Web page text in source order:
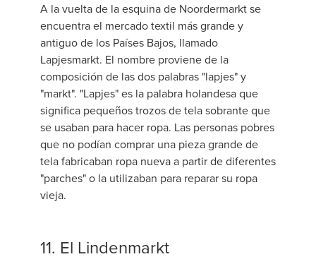
A la vuelta de la esquina de Noordermarkt se
encuentra el mercado textil más grande y
antiguo de los Países Bajos, llamado
Lapjesmarkt. El nombre proviene de la
composición de las dos palabras "lapjes" y
"markt". "Lapjes" es la palabra holandesa que
significa pequeños trozos de tela sobrante que
se usaban para hacer ropa. Las personas pobres
que no podían comprar una pieza grande de
tela fabricaban ropa nueva a partir de diferentes
"parches" o la utilizaban para reparar su ropa
vieja.
11. El Lindenmarkt